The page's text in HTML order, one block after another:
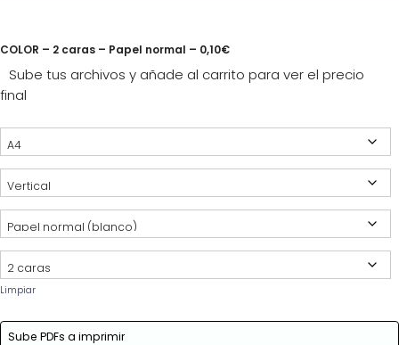
COLOR – 2 caras – Papel normal – 0,10€
Sube tus archivos y añade al carrito para ver el precio
final
Limpiar
Sube PDFs a imprimir